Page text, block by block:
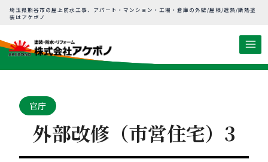
を
ス
キ
埼玉県熊谷市の屋上防水工事、アパート・マンション・工場・倉庫の外壁/屋根/遮熱/断熱塗
装はアケボノ
官庁
外部改修（市営住宅）3